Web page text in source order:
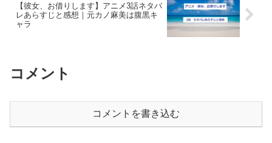
【彼女、お借りします】アニメ3話ネタバ
レあらすじと感想｜元カノ麻美は腹黒キ
ャラ
コメント
コメントを書き込む